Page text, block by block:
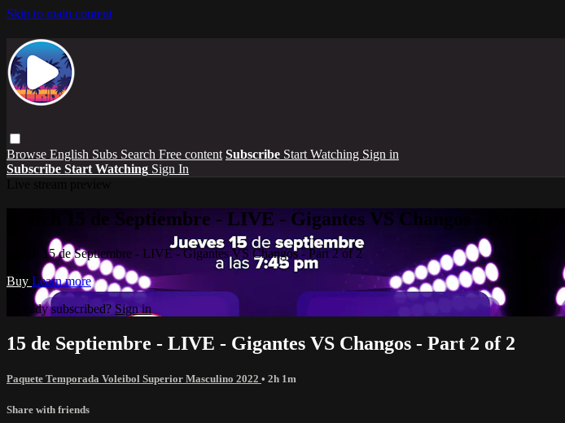
Skip to main content
Browse English Subs Search Free content Subscribe Start Watching Sign in
Subscribe Start Watching Sign In
Watch 15 de Septiembre - LIVE - Gigantes VS Changos - Part 2 of 2
Watch 15 de Septiembre - LIVE - Gigantes VS Changos - Part 2 of 2
Buy Learn more
Already subscribed? Sign in
15 de Septiembre - LIVE - Gigantes VS Changos - Part 2 of 2
Paquete Temporada Voleibol Superior Masculino 2022 • 2h 1m
Share with friends